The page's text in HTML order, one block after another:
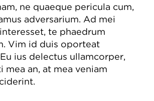
ne quaeque pericula cum,
adversarium. Ad mei
te phaedrum
Vim id duis oporteat
ius delectus ullamcorper,
mea an, at mea veniam